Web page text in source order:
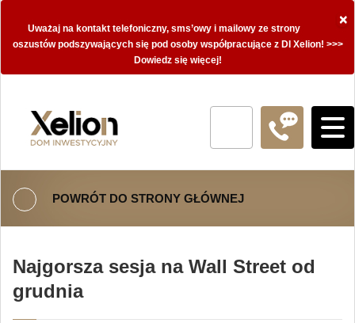
×
Uważaj na kontakt telefoniczny, sms’owy i mailowy ze strony
oszustów podszywających się pod osoby współpracujące z DI Xelion! >>>
Dowiedz się więcej!
POWRÓT DO STRONY GŁÓWNEJ
Najgorsza sesja na Wall Street od
grudnia